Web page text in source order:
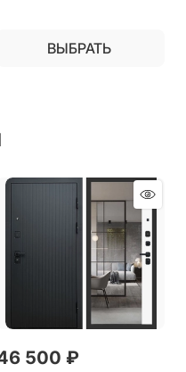
ВЫБРАТЬ
500 ₽